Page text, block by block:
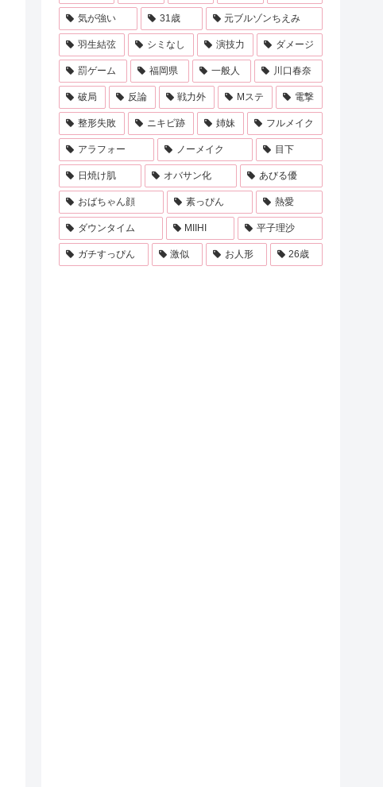
気が強い 31歳 元ブルゾンちえみ
羽生結弦 シミなし 演技力 ダメージ
罰ゲーム 福岡県 一般人 川口春奈
破局 反論 戦力外 Mステ 電撃
整形失敗 ニキビ跡 姉妹 フルメイク
アラフォー ノーメイク 目下
日焼け肌 オバサン化 あびる優
おばちゃん顔 素っぴん 熱愛
ダウンタイム MIIHI 平子理沙
ガチすっぴん 激似 お人形 26歳